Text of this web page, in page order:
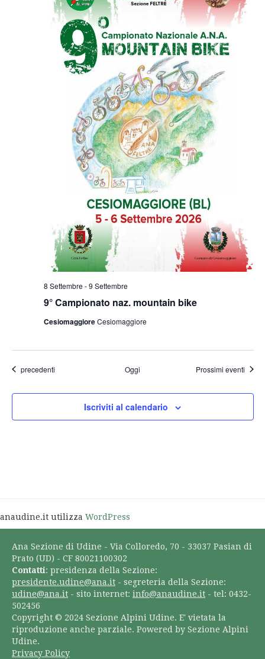
9° Campionato naz. mountain bike
8 Settembre -9 Settembre
CesiomaggioreCesiomaggiore
Eventi
precedenti Oggi Prossimi eventi
Iscriviti al calendario
anaudine.it utilizza WordPress
Ana Sezione di Udine - Via Colloredo, 70 - 33037 Pasian di
Prato (UD) - CF 80021100302
Contatti: presidenza della Sezione:
presidente.udine@ana.it - segreteria della Sezione:
udine@ana.it - sito internet: info@anaudine.it - tel: 0432-
502456
Copyright © 2024 Sezione Alpini Udine. E' vietata la
riproduzione anche parziale. Powered by Sezione Alpini
Udine.
Privacy Policy